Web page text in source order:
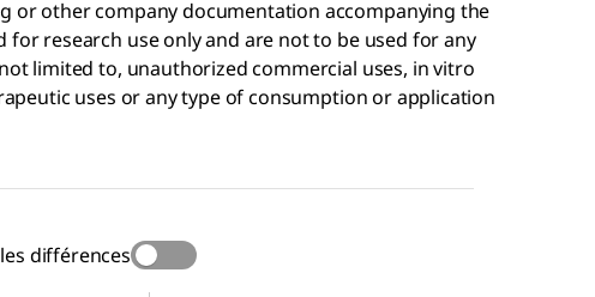
or other company documentation accompanying the
research use only and are not to be used for any
limited to, unauthorized commercial uses, in vitro
uses or any type of consumption or application
différences